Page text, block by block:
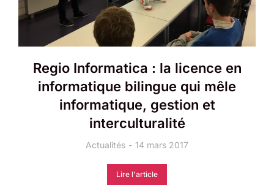
Regio Informatica : la licence en
informatique bilingue qui mêle
informatique, gestion et
interculturalité
Actualités 14 mars 2017
Lire l'article